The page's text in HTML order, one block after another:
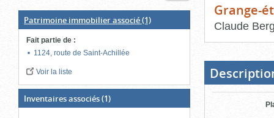
Patrimoine immobilier associé(1)
Fait partie de :
1124, route de Saint-Achillée
Voir la liste
Inventaires associés(1)
Grange-
Claude
bloc
d'onglets